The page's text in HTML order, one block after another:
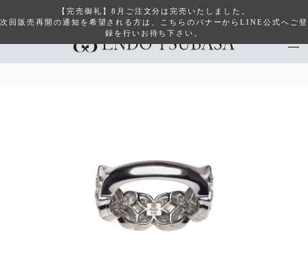
【完売御礼】8月ご注文分は完売いたしました。
次回販売再開の通知を希望される方は、こちらのバナーからLINE公式へご登
録を行いお待ち下さい。